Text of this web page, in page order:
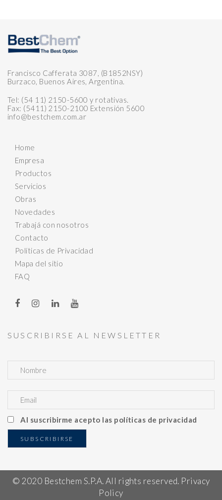
Francisco Cafferata 3087, (B1852NSY)
Burzaco, Buenos Aires, Argentina.
Tel: (54 11) 2150-5600 y rotativas.
Fax: (5411) 2150-2100 Extensión 5600
info@bestchem.com.ar
Home
Empresa
Productos
Servicios
Obras
Novedades
Trabajá con nosotros
Contacto
Políticas de Privacidad
Mapa del sitio
FAQ
SUSCRIBIRSE AL NEWSLETTER
Al suscribirme acepto las políticas de privacidad
© 2020 Bestchem S.P.A. All rights reserved. Privacy
Policy